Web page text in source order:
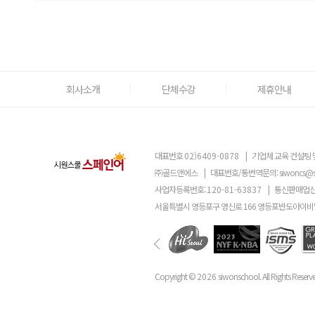
회사소개 단체수강 제휴안내
대표번호02)6409-0878 | 기업체 교육 컨설팅
㈜골드앤에스 | 대표번호/통번역문의:
사업자등록번호:120-81-63837 | 통신판매업
서울특별시 영등포구 영신로 166 영등포반도아이
Copyright ©2026 siwonschool. All Rights